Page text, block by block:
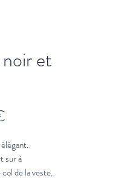
et
sur à
de la veste.